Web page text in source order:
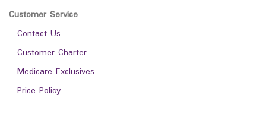
Customer Service
- Contact Us
- Customer Charter
- Medicare Exclusives
- Price Policy